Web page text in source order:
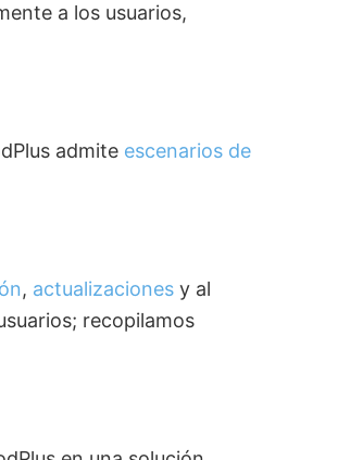
a los usuarios,
admite escenarios de
, actualizaciones y al
recopilamos